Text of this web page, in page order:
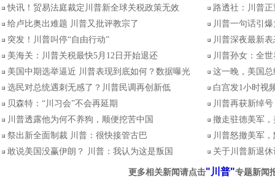
快讯！贸易法庭裁定川普新全球关税政策无效
路透社：川普
给卢比奥出难题 川普又批评教宗了
川普一句话引
突发！川普叫停“自由行动”
川普深夜最新表
美海关：川普关税最快5月12日开始退还
川普孙女：全
美国中期选举逼近 川普表现到底如何？数据曝光
这一晚，美国
选民对总统遇刺无感了？川普民调再创新低
白宫发1小时视
贝森特：“川习会”不会再延期
川普再获新绰号
川普透露他为何不养狗，顺便挖苦中国
撤走驻德美军
祭出新全面制裁 川普：很快接管古巴
川普怒撤美军
敢说美国没赢伊朗？ 川普：我认为这是叛国
关于川普新退
更多相关新闻请点击"川普"专题新闻